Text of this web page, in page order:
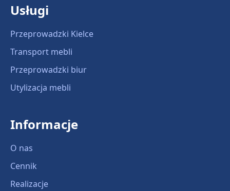
Usługi
Przeprowadzki Kielce
Transport mebli
Przeprowadzki biur
Utylizacja mebli
Informacje
O nas
Cennik
Realizacje